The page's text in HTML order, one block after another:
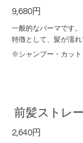
9,680円
一般的なパーマです。
特徴として、髪が濡
※シャンプー・カット
前髪ストレ
2,640円